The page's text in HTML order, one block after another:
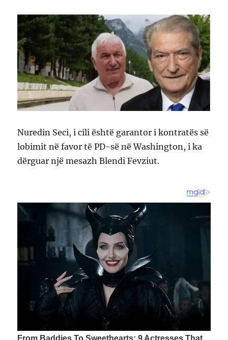
Nuredin Seci, i cili është garantor i kontratës së
lobimit në favor të PD-së në Washington, i ka
dërguar një mesazh Blendi Fevziut.